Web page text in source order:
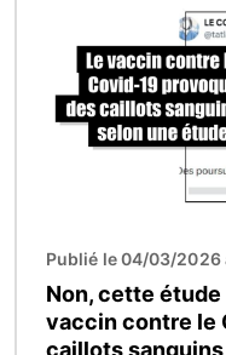
Publié le 04/03/2026
Non, cette
vaccin contre le
caillots sanguins